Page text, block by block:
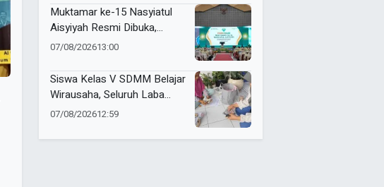
Muktamar ke-15 Nasyiatul
Aisyiyah Resmi Dibuka,
Teguhkan Komitmen
Berkemajuan
07/08/202613:00
Siswa Kelas V SDMM Belajar
Wirausaha, Seluruh Laba
Entrepreneur for Charity
07/08/202612:59